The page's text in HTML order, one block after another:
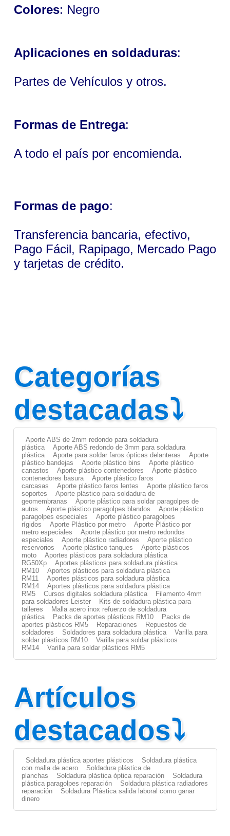
Colores: Negro
Aplicaciones en soldaduras:
Partes de Vehículos y otros.
Formas de Entrega:
A todo el país por encomienda.
Formas de pago:
Transferencia bancaria, efectivo,
Pago Fácil, Rapipago, Mercado Pago
y tarjetas de crédito.
Categorías
destacadas⤵
Aporte ABS de 2mm redondo para soldadura
plástica
Aporte ABS redondo de 3mm para soldadura
plástica
Aporte para soldar faros ópticas delanteras
Aporte
plástico bandejas
Aporte plástico bins
Aporte plástico
canastos
Aporte plástico contenedores
Aporte plástico
contenedores basura
Aporte plástico faros
carcasas
Aporte plástico faros lentes
Aporte plástico faros
soportes
Aporte plástico para soldadura de
geomembranas
Aporte plástico para soldar paragolpes de
autos
Aporte plástico paragolpes blandos
Aporte plástico
paragolpes especiales
Aporte plástico paragolpes
rígidos
Aporte Plástico por metro
Aporte Plástico por
metro especiales
Aporte plástico por metro redondos
especiales
Aporte plástico radiadores
Aporte plástico
reservorios
Aporte plástico tanques
Aporte plásticos
moto
Aportes plásticos para soldadura plástica
RG50Xp
Aportes plásticos para soldadura plástica
RM10
Aportes plásticos para soldadura plástica
RM11
Aportes plásticos para soldadura plástica
RM14
Aportes plásticos para soldadura plástica
RM5
Cursos digitales soldadura plástica
Filamento 4mm
para soldadores Leister
Kits de soldadura plástica para
talleres
Malla acero inox refuerzo de soldadura
plástica
Packs de aportes plásticos RM10
Packs de
aportes plásticos RM5
Reparaciones
Repuestos de
soldadores
Soldadores para soldadura plástica
Varilla para
soldar plásticos RM10
Varilla para soldar plásticos
RM14
Varilla para soldar plásticos RM5
Artículos
destacados⤵
Soldadura plástica aportes plásticos
Soldadura plástica
con malla de acero
Soldadura plástica de
planchas
Soldadura plástica óptica reparación
Soldadura
plástica paragolpes reparación
Soldadura plástica radiadores
reparación
Soldadura Plástica salida laboral como ganar
dinero